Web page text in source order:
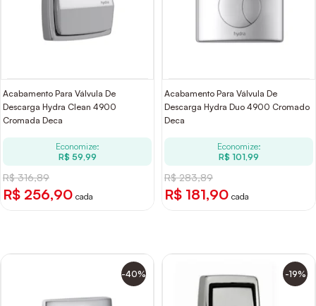
Acabamento Para Válvula De
Descarga Hydra Clean 4900
Cromada Deca
Economize:
R$ 59,99
R$ 316,89
R$ 256,90 cada
Acabamento Para Válvula De
Descarga Hydra Duo 4900 Cromado
Deca
Economize:
R$ 101,99
R$ 283,89
R$ 181,90 cada
-40% -19%